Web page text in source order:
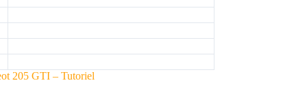
205 GTI – Tutoriel